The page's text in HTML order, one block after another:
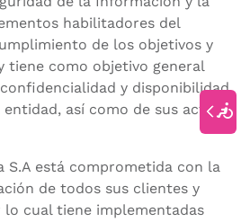
habilitadores del
de los objetivos y
tiene como objetivo general
y disponibilidad
así como de sus activos
S.A está comprometida con la
de todos sus clientes y
cual tiene implementadas